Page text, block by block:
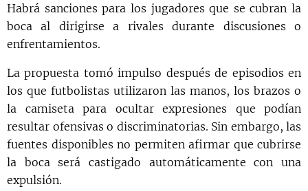
Habrá sanciones para los jugadores que se cubran la
boca al dirigirse a rivales durante discusiones o
enfrentamientos.
La propuesta tomó impulso después de episodios en
los que futbolistas utilizaron las manos, los brazos o
la camiseta para ocultar expresiones que podían
resultar ofensivas o discriminatorias. Sin embargo, las
fuentes disponibles no permiten afirmar que cubrirse
la boca será castigado automáticamente con una
expulsión.